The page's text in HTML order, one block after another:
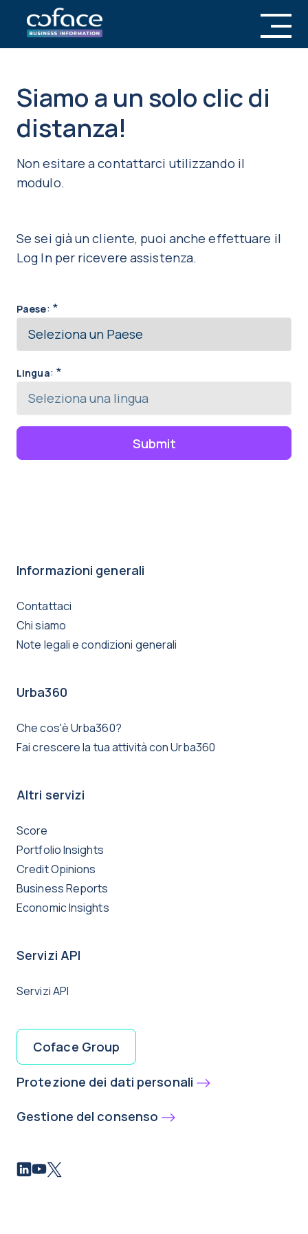
Siamo a un solo clic di
distanza!
Non esitare a contattarci utilizzando il
modulo.
Se sei già un cliente, puoi anche effettuare il
Log In per ricevere assistenza.
Paese: *
Lingua: *
Submit
Informazioni generali
Contattaci
Chi siamo
Note legali e condizioni generali
Urba360
Che cos'è Urba360?
Fai crescere la tua attività con Urba360
Altri servizi
Score
Portfolio Insights
Credit Opinions
Business Reports
Economic Insights
Servizi API
Servizi API
Coface Group
Protezione dei dati personali
Gestione del consenso